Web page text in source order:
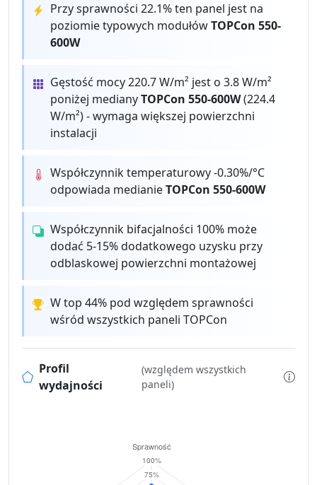
Przy sprawności 22.1% ten panel jest na
poziomie typowych modułówTOPCon 550-
600W
Gęstość mocy 220.7 W/m² jest o 3.8 W/m²
poniżej medianyTOPCon 550-600W(224.4
W/m²) - wymaga większej powierzchni
instalacji
Współczynnik temperaturowy -0.30%/°C
odpowiada medianieTOPCon 550-600W
Współczynnik bifacjalności 100% może
dodać 5-15% dodatkowego uzysku przy
odblaskowej powierzchni montażowej
W top 44% pod względem sprawności
wśród wszystkich paneli TOPCon
Profil
wydajności
(względem wszystkich
paneli)